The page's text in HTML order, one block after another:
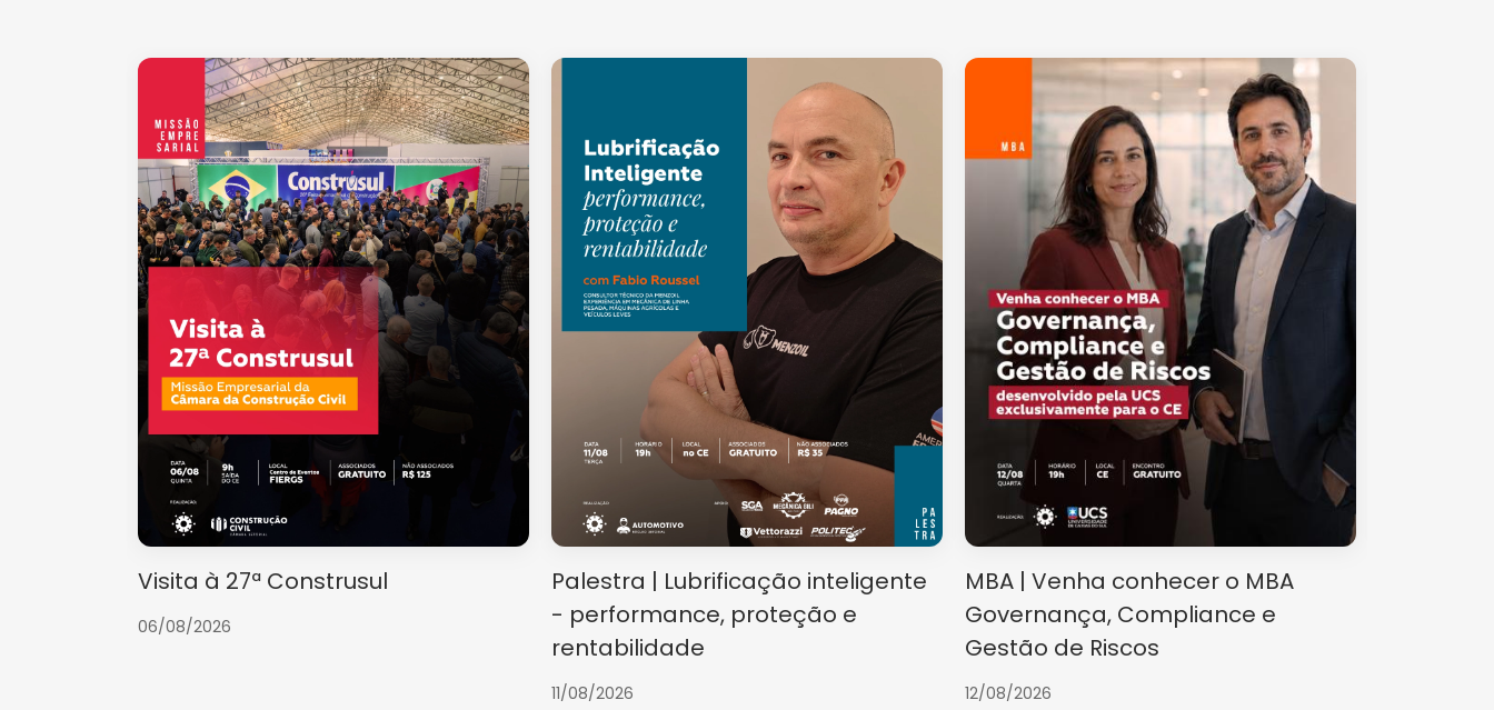
Visita à 27ª Construsul
06/08/2026
Palestra | Lubrificação inteligente
- performance, proteção e
rentabilidade
11/08/2026
MBA | Venha conhecer o MBA
Governança, Compliance e
Gestão de Riscos
12/08/2026